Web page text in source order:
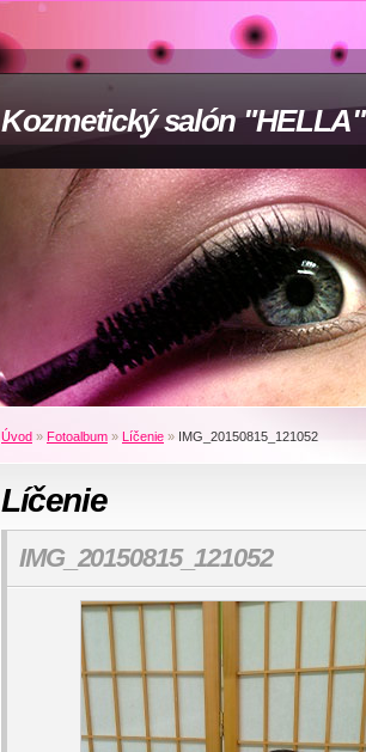
Kozmetický salón "HELLA"
Úvod » Fotoalbum » Líčenie » IMG_20150815_121052
Líčenie
IMG_20150815_121052